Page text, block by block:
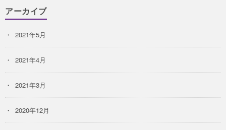
アーカイブ
2021年5月
2021年4月
2021年3月
2020年12月